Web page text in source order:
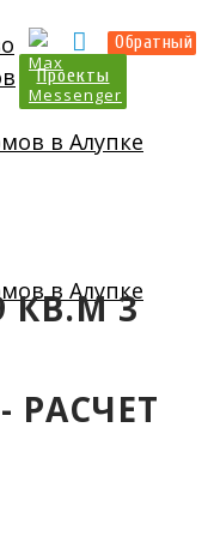
Проекты
Обратный
КВ.М 3